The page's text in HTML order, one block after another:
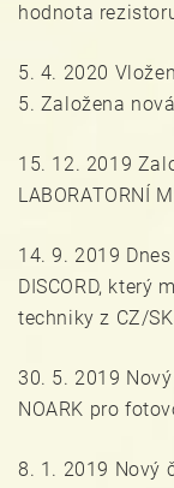
hodnota
5. 4. 2020
5. Založena
15. 12. 2019
LABORATORNÍ
14. 9. 2019
DISCORD, který
techniky z CZ/
30. 5. 2019
NOARK pro
8. 1. 2019 Nový